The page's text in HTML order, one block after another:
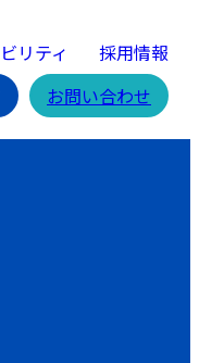
リティ
採用情報
お問い合わせ